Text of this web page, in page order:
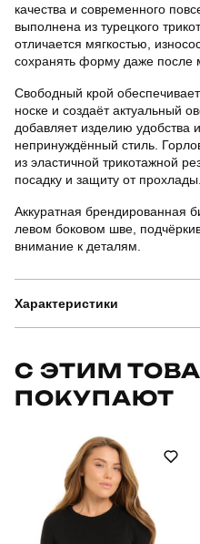
качества и современного
выполнена из турецкого
отличается мягкостью,
сохранять форму даже после
Свободный крой
носке и создаёт актуальный
добавляет изделию удобства
непринуждённый стиль.
из эластичной трикотажной
посадку и защиту от прохлады.
Аккуратная брендированная
левом боковом шве,
внимание к деталям.
Характеристики
Артикул
Призначення
Сезон
С ЭТИМ
ПОКУПАЮТ